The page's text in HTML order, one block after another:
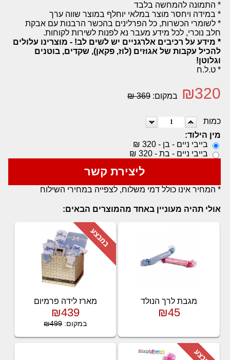
* התמונה להמחשה בלבד
* במידה ויחסר מוצר במלאי יוחלף במוצר שווה ערך
* לשומרי הכשרות, כל הפרלינים בהכשר הרבנות עם אבקת
חלב נוכרי, לכל מידע מעבר נא לפנות לשירות לקוחות.
* מידע על רכיבים אלרגניים יש לשים לב! - מוצרינו עלולים
להכיל עקבות של אגוזים (לוז, פקאן), שקדים, בוטנים
וגלוטן!
* ט.ל.ח
₪320 במקום: 369 ₪
כמות
מין הילוד:
בייבי ניים - בן - 320 ₪
בייבי ניים - בת - 320 ₪
ליצירת קשר
* המחיר אינו כולל דמי משלוח, לצפייה במחירי השילוח
אולי תהיה מעוניין באחד מהמוצרים הבאים:
מגבת לרך הנולד
₪45
מארז לידה פרמיום
₪439
במקום:₪499